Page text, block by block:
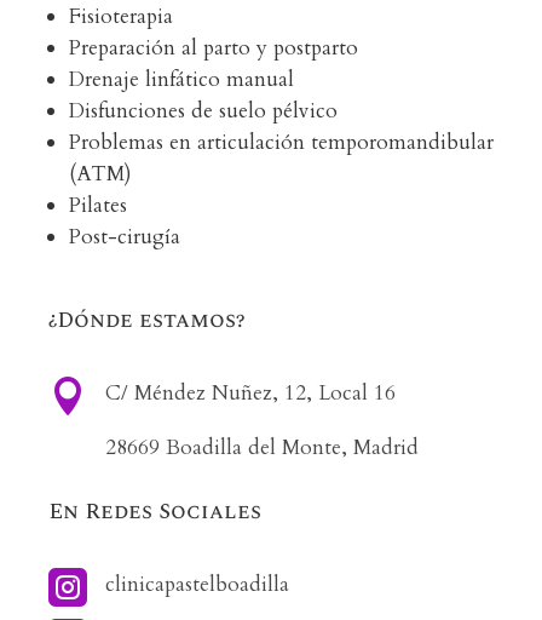
Fisioterapia
Preparación al parto y postparto
Drenaje linfático manual
Disfunciones de suelo pélvico
Problemas en articulación temporomandibular
(ATM)
Pilates
Post-cirugía
¿Dónde estamos?

C/ Méndez Nuñez, 12, Local 16
28669 Boadilla del Monte, Madrid
En Redes Sociales
 clinicapastelboadilla